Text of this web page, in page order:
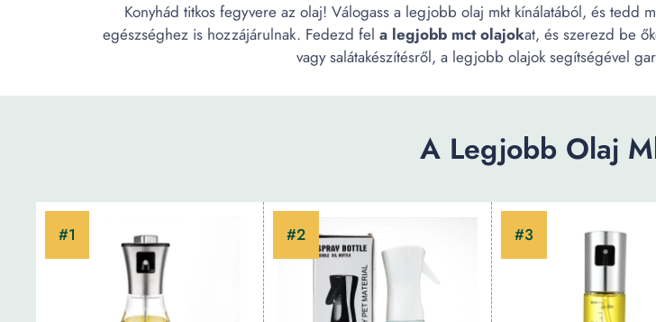
Konyhád titkos fegyvere az olaj! Válogass a legjobb olaj mkt kínálatából, és
egészséghez is hozzájárulnak. Fedezd fel a legjobb mct olajokat, és szerezd be
vagy salátakészítésről, a legjobb olajok segítségével
A Legjobb Olaj